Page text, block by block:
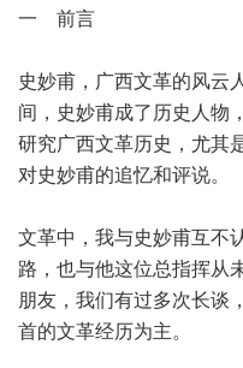
一 前言
史妙甫，广西文革的风云
间，史妙甫成了历史人物
研究广西文革历史，尤其
对史妙甫的追忆和评说。
文革中，我与史妙甫互不
路，也与他这位总指挥从
朋友，我们有过多次长谈
首的文革经历为主。